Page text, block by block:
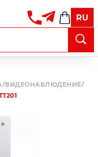
RU
/ВИДЕОНАБЛЮДЕНИЕ/